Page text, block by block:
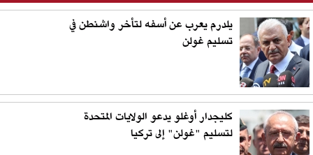
يلدرم يعرب عن أسفه لتأخر واشنطن في
تسليم غولن
كليجدار أوغلو يدعو الولايات المتحدة
لتسليم "غولن" إلى تركيا